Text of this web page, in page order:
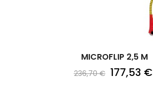
MICROFLIP 2,5 M
236,70 € 177,53 €